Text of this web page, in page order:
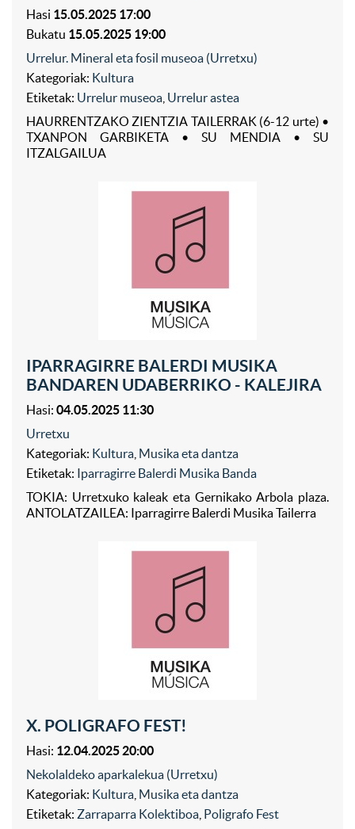
Hasi 15.05.2025 17:00
Bukatu 15.05.2025 19:00
Urrelur. Mineral eta fosil museoa (Urretxu)
Kategoriak: Kultura
Etiketak: Urrelur museoa Urrelur astea
HAURRENTZAKO ZIENTZIA TAILERRAK (6-12 urte) •
TXANPON GARBIKETA • SU MENDIA • SU
ITZALGAILUA
IPARRAGIRRE BALERDI MUSIKA
BANDAREN UDABERRIKO - KALEJIRA
Hasi: 04.05.2025 11:30
Urretxu
Kategoriak: Kultura Musika eta dantza
Etiketak: Iparragirre Balerdi Musika Banda
TOKIA: Urretxuko kaleak eta Gernikako Arbola plaza.
ANTOLATZAILEA: Iparragirre Balerdi Musika Tailerra
X. POLIGRAFO FEST!
Hasi: 12.04.2025 20:00
Nekolaldeko aparkalekua (Urretxu)
Kategoriak: Kultura Musika eta dantza
Etiketak: Zarraparra Kolektiboa Poligrafo Fest